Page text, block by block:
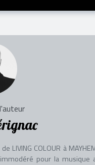
de LIVING COLOUR à
pour la musique